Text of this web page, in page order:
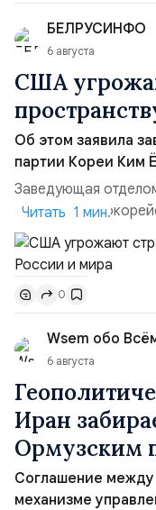
ключом кБЕЛРУСИНФО
6 августа
США
Об этом заявила
партии Кореи Ким
Заведующая
сестра
заявление для
совместных с
Томагавк.«Япония
„исключительно
вопрос о
всеобщее
Читать 1 мин.
0
Wsem обо
6 августа
Иран
Ормузским
Соглашение
механизме